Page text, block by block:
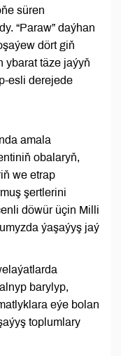
süren
“Paraw” daýhan
dört giň
ybarat täze jaýyň
esli derejede
amala
obalaryň,
we etrap
şertlerini
döwür üçin Milli
ýaşaýyş jaý
barylyp,
eýe bolan
toplumlary